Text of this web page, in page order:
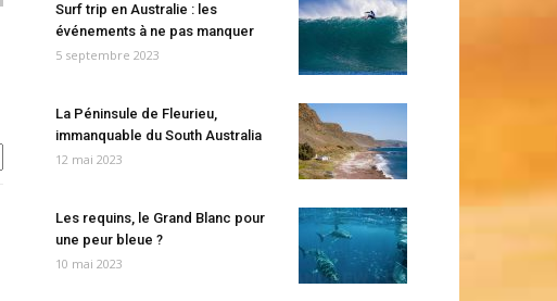
Surf trip en Australie : les
événements à ne pas manquer
5 septembre 2023
La Péninsule de Fleurieu,
immanquable du South Australia
12 mai 2023
Les requins, le Grand Blanc pour
une peur bleue ?
10 mai 2023